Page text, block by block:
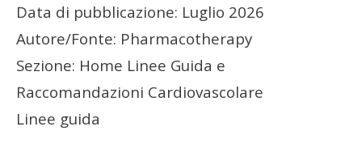
Data di pubblicazione: Luglio 2026
Autore/Fonte: Pharmacotherapy
Sezione: Home Linee Guida e
Raccomandazioni Cardiovascolare
Linee guida